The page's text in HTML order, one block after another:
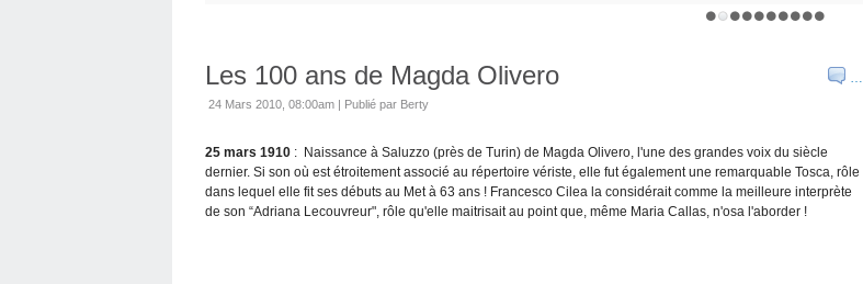
…
Les 100 ans de Magda Olivero
24 Mars 2010, 08:00am | Publié par Berty
25 mars 1910 : Naissance à Saluzzo (près de Turin) de Magda Olivero, l'une des grandes voix du siècle
dernier. Si son où est étroitement associé au répertoire vériste, elle fut également une remarquable Tosca, rôle
dans lequel elle fit ses débuts au Met à 63 ans ! Francesco Cilea la considérait comme la meilleure interprète
de son “Adriana Lecouvreur", rôle qu'elle maitrisait au point que, même Maria Callas, n'osa l'aborder !